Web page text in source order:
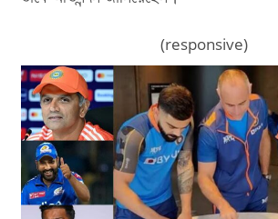
(responsive)